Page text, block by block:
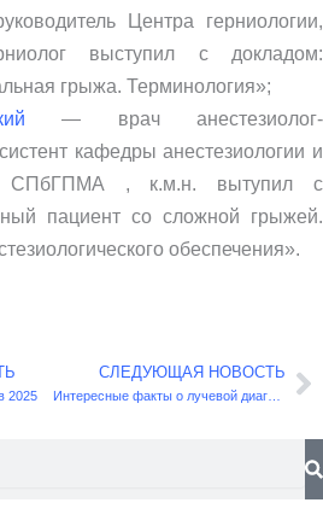
Центра герниологии,
выступил с докладом:
грыжа. Терминология»;
— врач анестезиолог-
кафедры анестезиологии и
СПбГПМА , к.м.н. вытупил с
пациент со сложной грыжей.
обеспечения».
2025
СЛЕДУЮЩАЯ НОВОСТЬ
Интересные факты о лучевой диагностике